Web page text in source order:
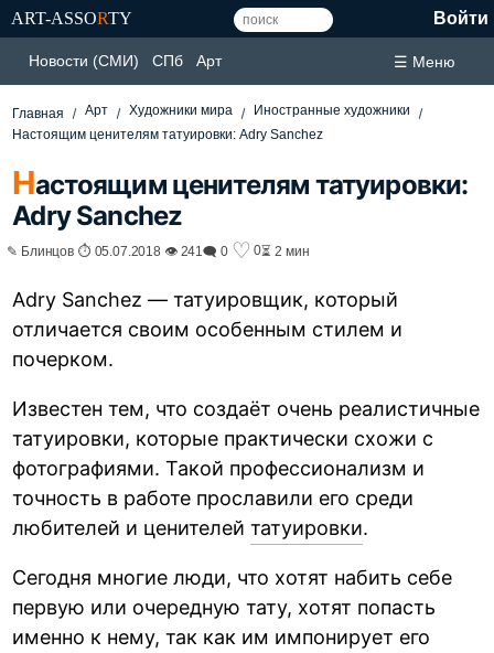
ART-ASSORTY Войти
Новости (СМИ) СПб Арт ☰ Меню
Главная Арт Художники мира
Иностранные художники
Настоящим ценителям татуировки: Adry Sanchez
Настоящим ценителям татуировки:
Adry Sanchez
✎ Блинцов ⏱ 05.07.2018 👁 241🗨 0 ♡ 0⏳ 2 мин
Adry Sanchez — татуировщик, который
отличается своим особенным стилем и
почерком.
Известен тем, что создаёт очень реалистичные
татуировки, которые практически схожи с
фотографиями. Такой профессионализм и
точность в работе прославили его среди
любителей и ценителейтатуировки.
Сегодня многие люди, что хотят набить себе
первую или очередную тату, хотят попасть
именно к нему, так как им импонирует его